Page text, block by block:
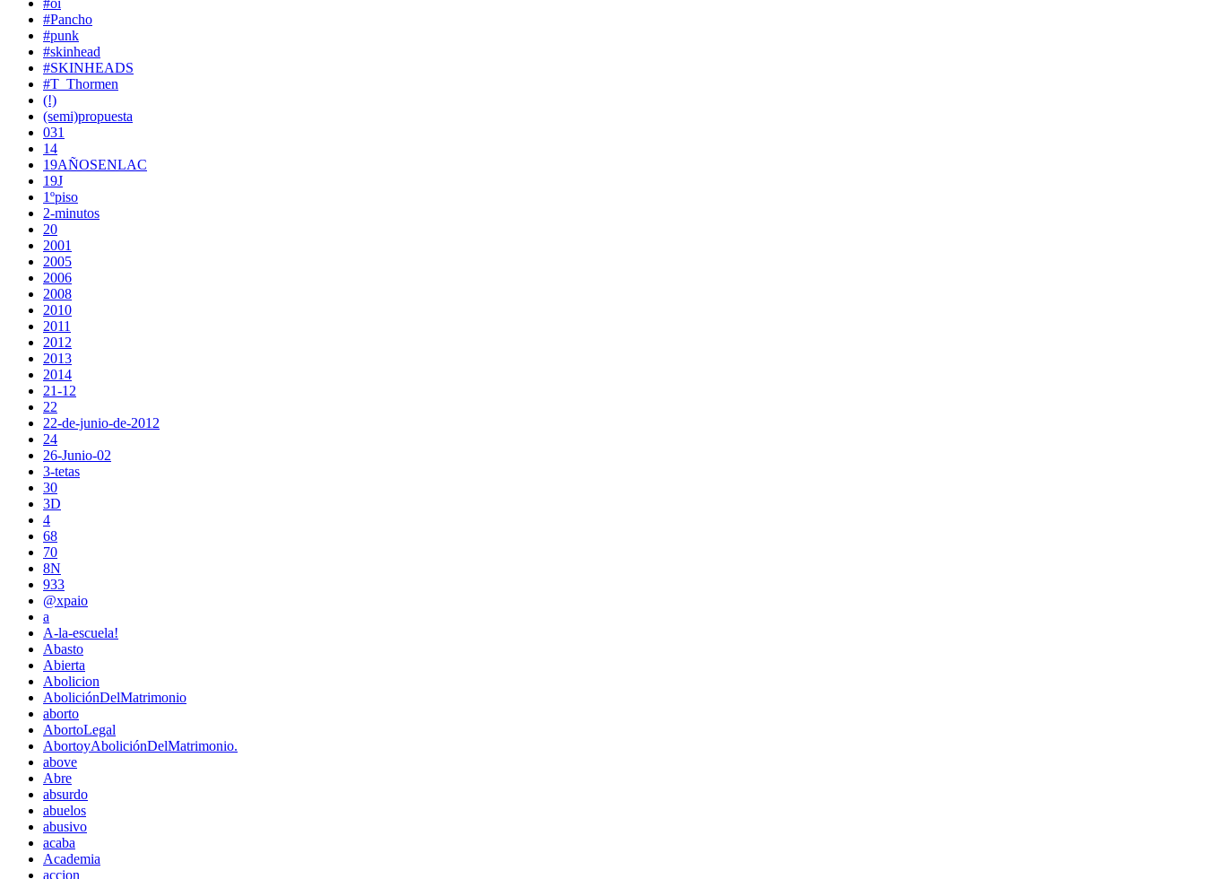
#oi
#Pancho
#punk
#skinhead
#SKINHEADS
#T_Thormen
(!)
(semi)propuesta
031
14
19AÑOSENLAC
19J
1ºpiso
2-minutos
20
2001
2005
2006
2008
2010
2011
2012
2013
2014
21-12
22
22-de-junio-de-2012
24
26-Junio-02
3-tetas
30
3D
4
68
70
8N
933
@xpaio
a
A-la-escuela!
Abasto
Abierta
Abolicion
AboliciónDelMatrimonio
aborto
AbortoLegal
AbortoyAboliciónDelMatrimonio.
above
Abre
absurdo
abuelos
abusivo
acaba
Academia
accion